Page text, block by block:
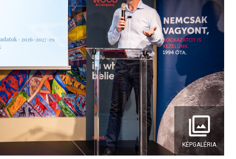
KÉPGALÉRIA